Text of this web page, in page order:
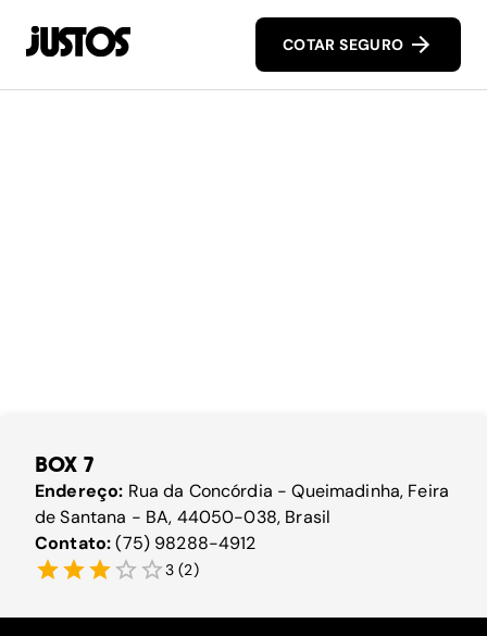
COTAR SEGURO
BOX 7
Endereço: Rua da Concórdia - Queimadinha, Feira
de Santana - BA, 44050-038, Brasil
Contato:(75) 98288-4912
3 (2)